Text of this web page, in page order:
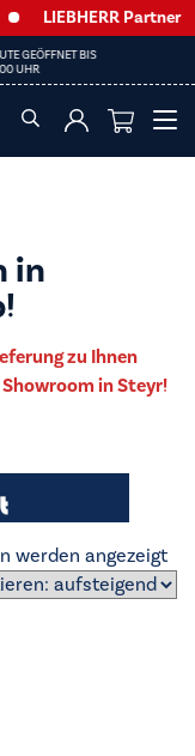
LIEBHERR Partner
in
zu Ihnen
in Steyr!
werden angezeigt